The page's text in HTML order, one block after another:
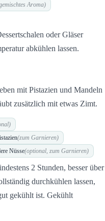
Aroma)
oder Gläser
abkühlen lassen.
mit Pistazien und Mandeln
zusätzlich mit etwas Zimt.
(zum Garnieren)
Nüsse(optional, zum Garnieren)
2 Stunden, besser über
durchkühlen lassen,
gekühlt ist. Gekühlt